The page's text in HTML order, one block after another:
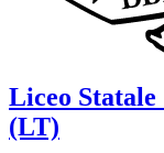
Liceo Statale
(LT)